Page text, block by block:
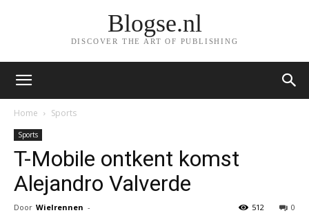
Blogse.nl
DISCOVER THE ART OF PUBLISHING
Home Sports
Sports
T-Mobile ontkent komst
Alejandro Valverde
Door Wielrennen - 0
512